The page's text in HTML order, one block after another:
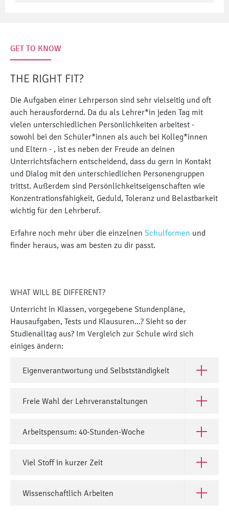
GET TO KNOW
THE RIGHT FIT?
Die Aufgaben einer Lehrperson sind sehr vielseitig und oft
auch herausfordernd. Da du als Lehrer*in jeden Tag mit
vielen unterschiedlichen Persönlichkeiten arbeitest -
sowohl bei den Schüler*innen als auch bei Kolleg*innen
und Eltern - , ist es neben der Freude an deinen
Unterrichtsfächern entscheidend, dass du gern in Kontakt
und Dialog mit den unterschiedlichen Personengruppen
trittst. Außerdem sind Persönlichkeitseigenschaften wie
Konzentrationsfähigkeit, Geduld, Toleranz und Belastbarkeit
wichtig für den Lehrberuf.
Erfahre noch mehr über die einzelnen Schulformen und
finder heraus, was am besten zu dir passt.
WHAT WILL BE DIFFERENT?
Unterricht in Klassen, vorgegebene Stundenpläne,
Hausaufgaben, Tests und Klausuren...? Sieht so der
Studienalltag aus? Im Vergleich zur Schule wird sich
einiges ändern:
Eigenverantwortung und Selbstständigkeit Open
Freie Wahl der Lehrveranstaltungen Open
Arbeitspensum: 40-Stunden-Woche Open
Viel Stoff in kurzer Zeit Open
Wissenschaftlich Arbeiten Open